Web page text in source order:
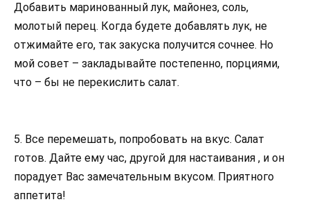
Добавить маринованный лук, майонез, соль,
молотый перец. Когда будете добавлять лук, не
отжимайте его, так закуска получится сочнее. Но
мой совет – закладывайте постепенно, порциями,
что – бы не перекислить салат.
5. Все перемешать, попробовать на вкус. Салат
готов. Дайте ему час, другой для настаивания , и он
порадует Вас замечательным вкусом. Приятного
аппетита!